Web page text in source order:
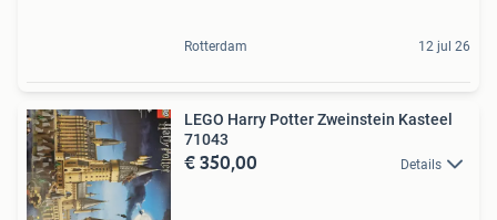
Rotterdam 12 jul 26
LEGO Harry Potter Zweinstein Kasteel
71043
€ 350,00 Details